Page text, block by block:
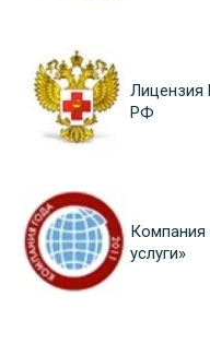
Лицензия
РФ
Компания
услуги»